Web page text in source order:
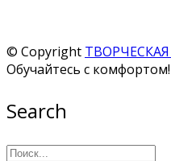
© Copyright
Обучайтесь с комфортом!
Search